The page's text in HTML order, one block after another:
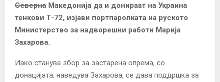
Северна Македонија да и донираат на Украина
тенкови Т-72, изјави портпаролката на руското
Министерство за надворешни работи Марија
Захарова.
Иако станува збор за застарена опрема, со
донацијата, наведува Захарова, се дава поддршка за